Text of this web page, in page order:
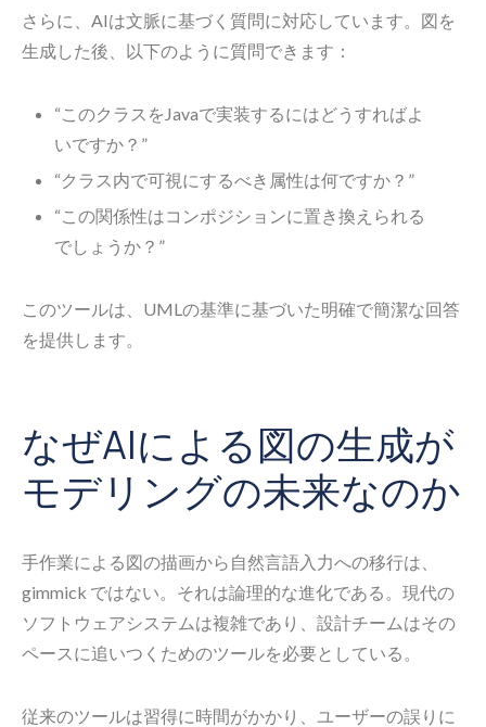
さらに、AIは文脈に基づく質問に対応しています。図を
生成した後、以下のように質問できます：
“このクラスをJavaで実装するにはどうすればよ
いですか？”
“クラス内で可視にするべき属性は何ですか？”
“この関係性はコンポジションに置き換えられる
でしょうか？”
このツールは、UMLの基準に基づいた明確で簡潔な回答
を提供します。
なぜAIによる図の生成が
モデリングの未来なのか
手作業による図の描画から自然言語入力への移行は、
gimmick ではない。それは論理的な進化である。現代の
ソフトウェアシステムは複雑であり、設計チームはその
ペースに追いつくためのツールを必要としている。
従来のツールは習得に時間がかかり、ユーザーの誤りに